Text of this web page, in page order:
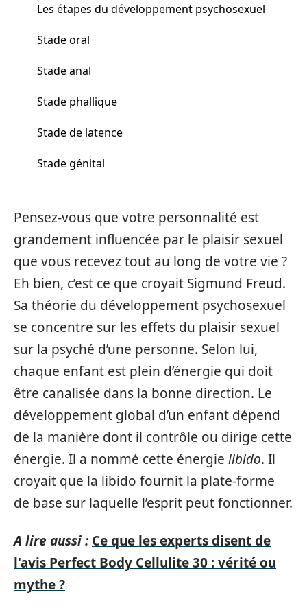
Les étapes du développement psychosexuel
Stade oral
Stade anal
Stade phallique
Stade de latence
Stade génital
Pensez-vous que votre personnalité est
grandement influencée par le plaisir sexuel
que vous recevez tout au long de votre vie ?
Eh bien, c’est ce que croyait Sigmund Freud.
Sa théorie du développement psychosexuel
se concentre sur les effets du plaisir sexuel
sur la psyché d’une personne. Selon lui,
chaque enfant est plein d’énergie qui doit
être canalisée dans la bonne direction. Le
développement global d’un enfant dépend
de la manière dont il contrôle ou dirige cette
énergie. Il a nommé cette énergie libido. Il
croyait que la libido fournit la plate-forme
de base sur laquelle l’esprit peut fonctionner.
A lire aussi : Ce que les experts disent de
l'avis Perfect Body Cellulite 30 : vérité ou
mythe ?